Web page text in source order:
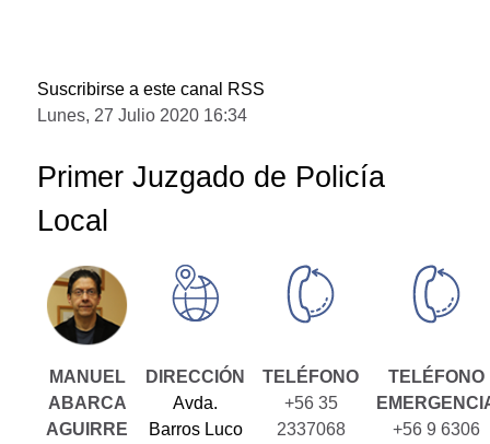
Suscribirse a este canal RSS
Lunes, 27 Julio 2020 16:34
Primer Juzgado de Policía
Local
MANUEL
ABARCA
AGUIRRE
DIRECCIÓN
Avda.
Barros Luco
TELÉFONO
+56 35
2337068
TELÉFONO
+56 9 6306